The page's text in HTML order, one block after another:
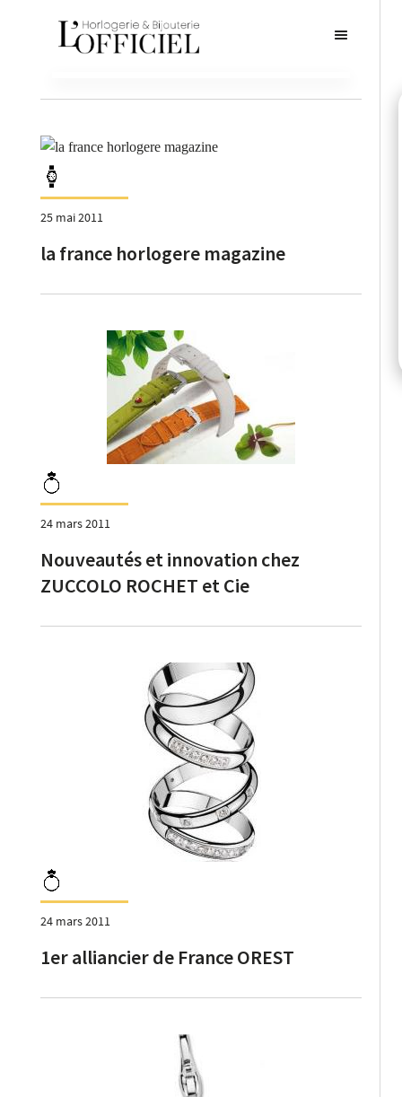
25 mai 2011
la france horlogere magazine
24 mars 2011
Nouveautés et innovation chez
ZUCCOLO ROCHET et Cie
24 mars 2011
1er alliancier de France OREST